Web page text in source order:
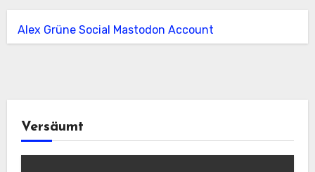
Alex Grüne Social Mastodon Account
Versäumt